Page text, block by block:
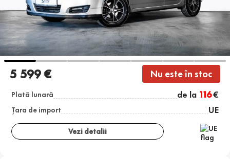
5 599 € Nu este în stoc
Plată lunară de la 116€
Țara de import UE
Vezi detalii